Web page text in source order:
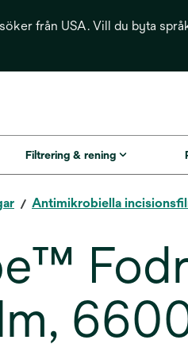
från USA. Vill du byta
Filtrering & rening
Antimikrobiella